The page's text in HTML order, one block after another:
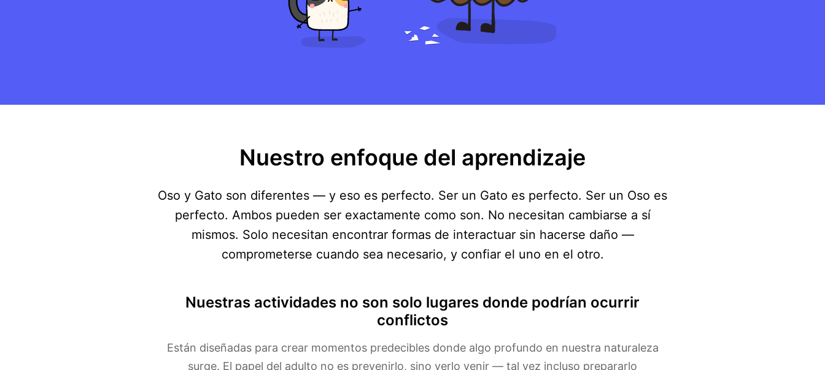
Nuestro enfoque del aprendizaje
Oso y Gato son diferentes — y eso es perfecto. Ser un Gato es perfecto. Ser un Oso es
perfecto. Ambos pueden ser exactamente como son. No necesitan cambiarse a sí
mismos. Solo necesitan encontrar formas de interactuar sin hacerse daño —
comprometerse cuando sea necesario, y confiar el uno en el otro.
Nuestras actividades no son solo lugares donde podrían ocurrir
conflictos
Están diseñadas para crear momentos predecibles donde algo profundo en nuestra naturaleza
surge. El papel del adulto no es prevenirlo, sino verlo venir — tal vez incluso prepararlo